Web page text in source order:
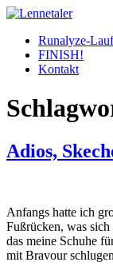
Skip
contentRunalyze-
FINISH!
Kontakt
Adios,
Anfangs hatte ich
Fußrücken, was
das meine Schuhe
mit Bravour